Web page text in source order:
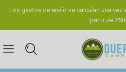
Los gastos de envío se calculan una vez
partir de